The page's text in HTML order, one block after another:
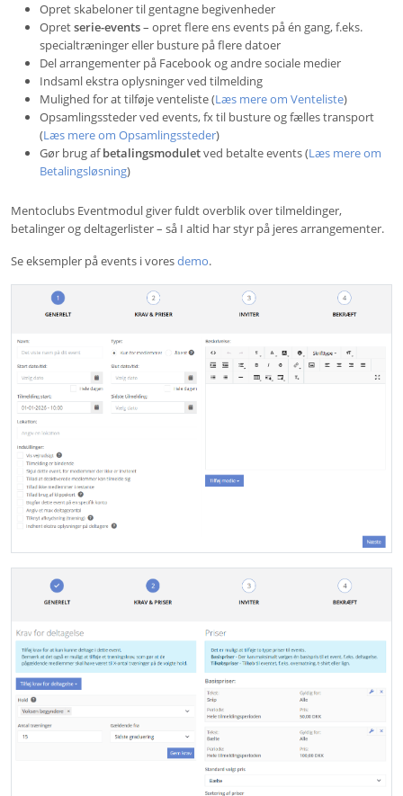
Opret skabeloner til gentagne begivenheder
Opretserie-events– opret flere ens events på én gang, f.eks.
specialtræninger eller busture på flere datoer
Del arrangementer på Facebook og andre sociale medier
Indsaml ekstra oplysninger ved tilmelding
Mulighed for at tilføje venteliste (Læs mere om Venteliste)
Opsamlingssteder ved events, fx til busture og fælles transport
(Læs mere om Opsamlingssteder)
Gør brug afbetalingsmoduletved betalte events (Læs mere om
Betalingsløsning)
Mentoclubs Eventmodul giver fuldt overblik over tilmeldinger,
betalinger og deltagerlister – så I altid har styr på jeres arrangementer.
Se eksempler på events i voresdemo.